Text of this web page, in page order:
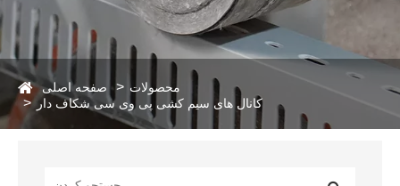
صفحه اصلی
محصولات
کانال های سیم کشی پی وی سی شکاف دار